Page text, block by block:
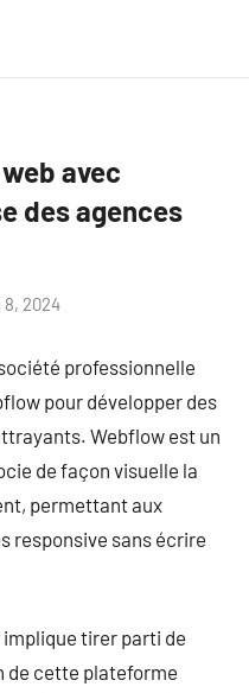
avec
des agences
2024
professionnelle
pour développer des
Webflow est un
de façon visuelle la
permettant aux
responsive sans écrire
tirer parti de
de cette plateforme